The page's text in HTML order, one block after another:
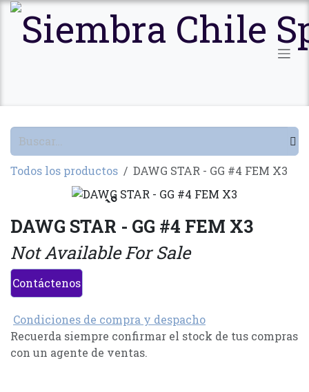
Ir al contenido
Todos los productos DAWG STAR - GG #4 FEM X3
Agotado
DAWG STAR - GG #4 FEM X3
Not Available For Sale
Contáctenos
Condiciones de compra y despacho
Recuerda siempre confirmar el stock de tus compras
con un agente de ventas.